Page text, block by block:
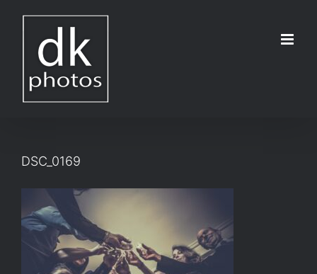
DSC_0169